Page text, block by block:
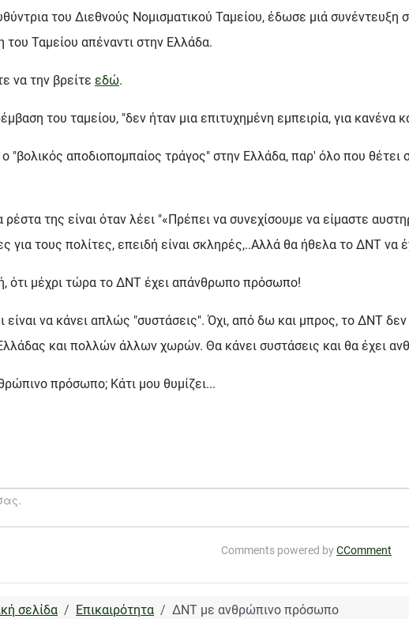
του Διεθνούς Νομισματικού Ταμείου, έδωσε μιά συνέντευξη
του Ταμείου απέναντι στην Ελλάδα.
να την βρείτε εδώ.
του ταμείου, "δεν ήταν μια επιτυχημένη εμπειρία, για κανένα
ο "βολικός αποδιοπομπαίος τράγος" στην Ελλάδα, παρ' όλο που
της είναι όταν λέει "«Πρέπει να συνεχίσουμε να είμαστε
για τους πολίτες, επειδή είναι σκληρές,..Αλλά θα ήθελα το ΔΝΤ
ότι μέχρι τώρα το ΔΝΤ έχει απάνθρωπο πρόσωπο!
να κάνει απλώς "συστάσεις". Όχι, από δω και μπρος, το ΔΝΤ δεν
και πολλών άλλων χωρών. Θα κάνει συστάσεις και θα έχει
πρόσωπο; Κάτι μου θυμίζει...
κάνουν την μίνι θητεία τους στον στρατό
Comments powered byCComment
σελίδα Επικαιρότητα ΔΝΤ με ανθρώπινο πρόσωπο